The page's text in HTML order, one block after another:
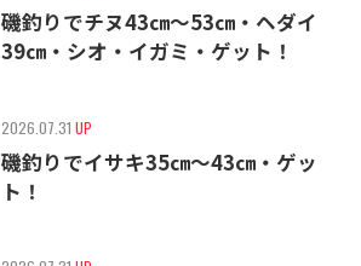
磯釣りでチヌ43㎝〜53㎝・ヘダイ
39㎝・シオ・イガミ・ゲット！
2026.07.31 UP
磯釣りでイサキ35㎝〜43㎝・ゲッ
ト！